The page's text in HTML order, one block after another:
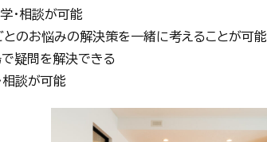
・相談が可能
とのお悩みの解決策を一緒に考えることが可能
で疑問を解決できる
相談が可能